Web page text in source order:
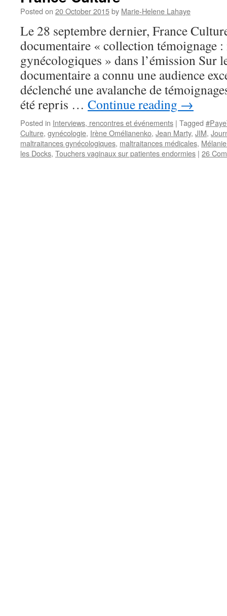
Posted on 20 October 2015by Marie-Helene Lahaye
Le 28 septembre dernier, France
documentaire « collection témoignage
gynécologiques » dans l’émission Sur
documentaire a connu une audience
déclenché une avalanche de
été repris … Continue reading →
Posted in Interviews, rencontres et événements | Tagged
Culture, gynécologie, Irène Omélianenko, Jean Marty, JIM,
maltraitances gynécologiques, maltraitances médicales,
les Docks, Touchers vaginaux sur patientes endormies | 26